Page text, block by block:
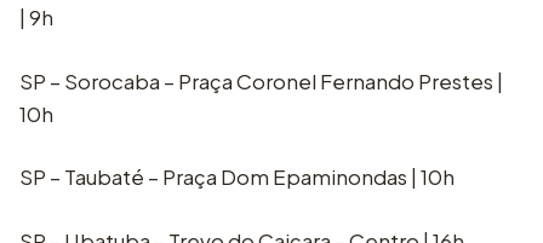
| 9h
SP – Sorocaba – Praça Coronel Fernando Prestes |
10h
SP – Taubaté – Praça Dom Epaminondas | 10h